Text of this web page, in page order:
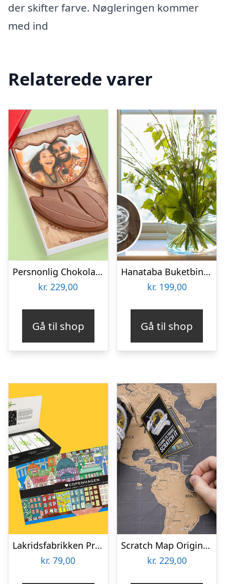
der skifter farve. Nøgleringen kommer
med ind
Relaterede varer
Persnonlig Chokoladeblomst med Billede
kr. 229,00
Gå til shop
Hanataba Buketbinder
kr. 199,00
Gå til shop
Lakridsfabrikken Premiumlakrids – Copenhagen
kr. 79,00
Scratch Map Original Deluxe
kr. 229,00